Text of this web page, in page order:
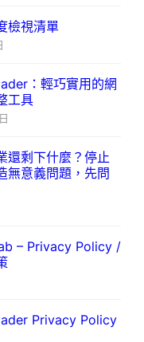
檢視清單
：輕巧實用的網
工具
還剩下什麼？停止
無意義問題，先問
– Privacy Policy /
Privacy Policy